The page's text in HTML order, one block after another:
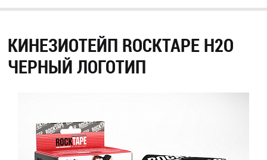
КИНЕЗИОТЕЙП ROCKTAPE H2O
ЧЕРНЫЙ ЛОГОТИП